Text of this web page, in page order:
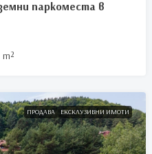
паркоместа в
m²
ПРОДАВА ЕКСКЛУЗИВНИ ИМОТИ